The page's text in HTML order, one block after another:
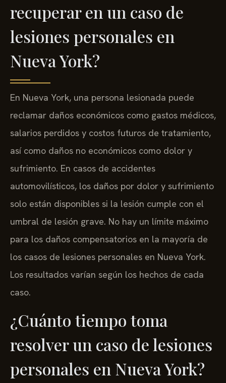
recuperar en un caso de
lesiones personales en
Nueva York?
En Nueva York, una persona lesionada puede
reclamar daños económicos como gastos médicos,
salarios perdidos y costos futuros de tratamiento,
así como daños no económicos como dolor y
sufrimiento. En casos de accidentes
automovilísticos, los daños por dolor y sufrimiento
solo están disponibles si la lesión cumple con el
umbral de lesión grave. No hay un límite máximo
para los daños compensatorios en la mayoría de
los casos de lesiones personales en Nueva York.
Los resultados varían según los hechos de cada
caso.
¿Cuánto tiempo toma
resolver un caso de lesiones
personales en Nueva York?